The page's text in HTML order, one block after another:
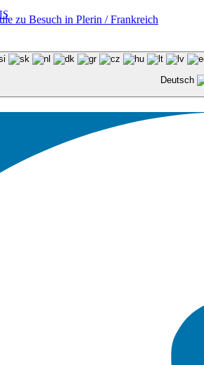
zu Besuch in Plerin / Frankreich
Deutsch